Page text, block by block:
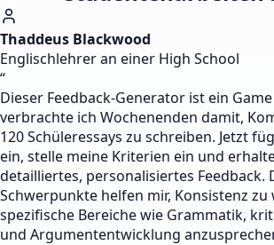
Thaddeus Blackwood
Englischlehrer an einer High School
“
Dieser Feedback-Generator ist ein
verbrachte ich Wochenenden damit,
120 Schüleressays zu schreiben. Jetzt
ein, stelle meine Kriterien ein und
detailliertes, personalisiertes Feedback.
Schwerpunkte helfen mir, Konsistenz zu
spezifische Bereiche wie Grammatik,
und Argumententwicklung